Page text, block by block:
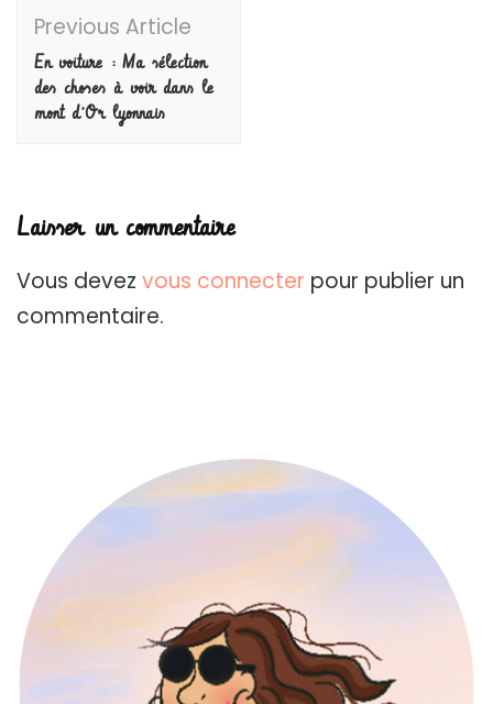
Navigation
Previous Article
En voiture : Ma sélection
des choses à voir dans le
mont d’Or lyonnais
Laisser un commentaire
Vous devez vous connecter pour publier un
commentaire.